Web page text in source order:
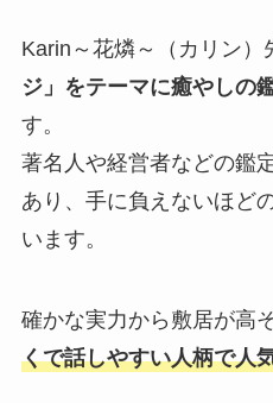
Karin～花燐～（カリン）
ジ」をテーマに癒やしの
す。
著名人や経営者などの鑑
あり、手に負えないほど
います。
確かな実力から敷居が高
くで話しやすい人柄で人